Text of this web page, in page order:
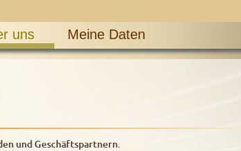
uns Meine Daten
und Geschäftspartnern.